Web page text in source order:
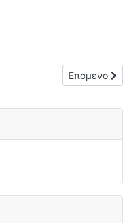
Αγίων Δέκα (2-3)
Επόμενο
Επόμενο